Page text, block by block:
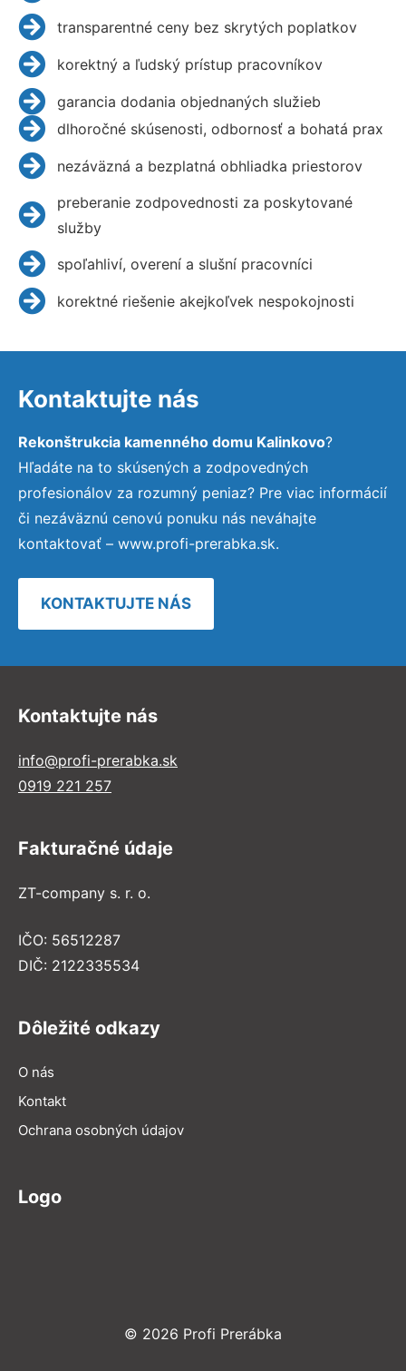
transparentné ceny bez skrytých poplatkov
korektný a ľudský prístup pracovníkov
garancia dodania objednaných služieb
dlhoročné skúsenosti, odbornosť a bohatá prax
nezáväzná a bezplatná obhliadka priestorov
preberanie zodpovednosti za poskytované
služby
spoľahliví, overení a slušní pracovníci
korektné riešenie akejkoľvek nespokojnosti
Kontaktujte nás
Rekonštrukcia kamenného domu Kalinkovo?
Hľadáte na to skúsených a zodpovedných
profesionálov za rozumný peniaz? Pre viac informácií
či nezáväznú cenovú ponuku nás neváhajte
kontaktovať – www.profi-prerabka.sk.
KONTAKTUJTE NÁS
Kontaktujte nás
info@profi-prerabka.sk
0919 221 257
Fakturačné údaje
ZT-company s. r. o.
IČO: 56512287
DIČ: 2122335534
Dôležité odkazy
O nás
Kontakt
Ochrana osobných údajov
Logo
© 2026 Profi Prerábka